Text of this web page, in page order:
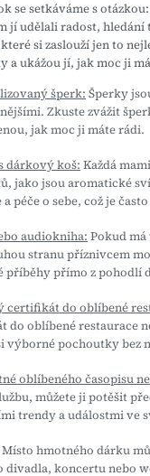
se setkáváme s
jí udělali radost, hledání
si zaslouží jen to
a ukážou jí, jak moc ji
šperk: Šperky
Zkuste zvážit
jak moc ji máte rádi.
dárkový koš: Každá
jako jsou aromatické
a péče o sebe, což je
audiokniha: Pokud
stranu příznivcem
příběhy přímo z pohodlí
certifikát do oblíbené
do oblíbené restaurace
výborné pochoutky bez
oblíbeného časopisu
můžete ji potěšit
trendy a událostmi ve
Místo hmotného dárku
divadla, koncertu nebo